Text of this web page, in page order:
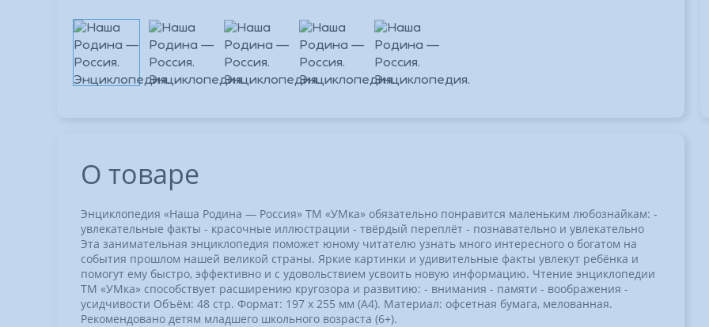
О товаре
Энциклопедия «Наша Родина — Россия» ТМ «УМка» обязательно понравится маленьким любознайкам: -
увлекательные факты - красочные иллюстрации - твёрдый переплёт - познавательно и увлекательно
Эта занимательная энциклопедия поможет юному читателю узнать много интересного о богатом на
события прошлом нашей великой страны. Яркие картинки и удивительные факты увлекут ребёнка и
помогут ему быстро, эффективно и с удовольствием усвоить новую информацию. Чтение энциклопедии
ТМ «УМка» способствует расширению кругозора и развитию: - внимания - памяти - воображения -
усидчивости Объём: 48 стр. Формат: 197 х 255 мм (А4). Материал: офсетная бумага, мелованная.
Рекомендовано детям младшего школьного возраста (6+).